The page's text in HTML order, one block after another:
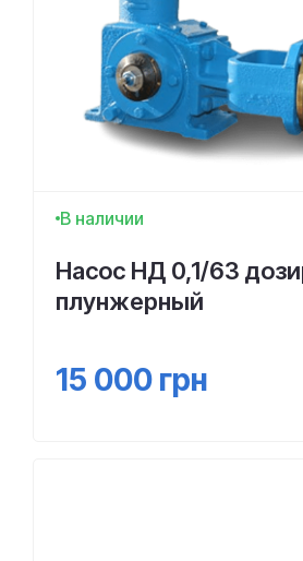
В наличии
Насос НД 0,1/63
плунжерный
15 000 грн